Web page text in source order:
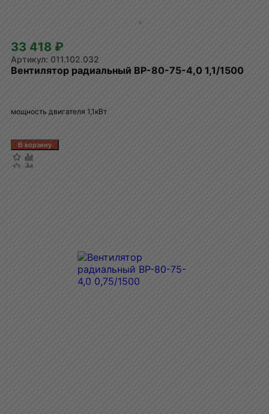
33 418 ₽
011.102.032
Вентилятор радиальный ВР-80-75-4,0 1,1/1500
мощность двигателя 1,1кВт